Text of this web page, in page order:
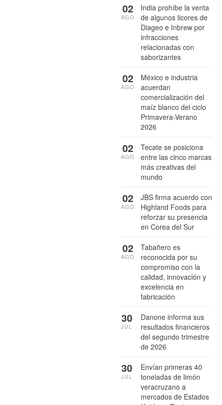
India prohíbe la venta
de algunos licores de
Diageo e Inbrew por
infracciones
relacionadas con
saborizantes
02
AGO
México e industria
acuerdan
comercialización del
maíz blanco del ciclo
Primavera-Verano
2026
02
AGO
Tecate se posiciona
entre las cinco marcas
más creativas del
mundo
02
AGO
JBS firma acuerdo con
Highland Foods para
reforzar su presencia
en Corea del Sur
02
AGO
Tabañero es
reconocida por su
compromiso con la
calidad, innovación y
excelencia en
fabricación
02
AGO
Danone informa sus
resultados financieros
del segundo trimestre
de 2026
30
JUL
Envían primeras 40
toneladas de limón
veracruzano a
mercados de Estados
30
JUL